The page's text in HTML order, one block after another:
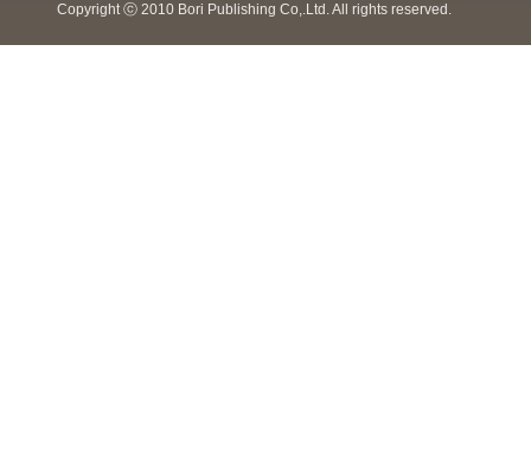
Copyright ⓒ 2010 Bori Publishing Co,.Ltd. All rights reserved.